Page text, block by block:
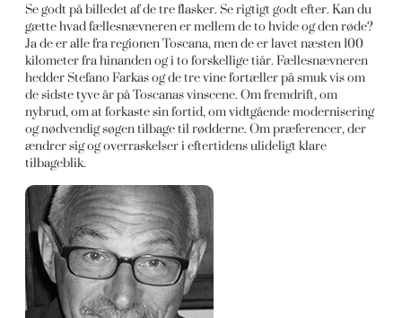
Se godt på billedet af de tre flasker. Se rigtigt godt efter. Kan du
gætte hvad fællesnævneren er mellem de to hvide og den røde?
Ja de er alle fra regionen Toscana, men de er lavet næsten 100
kilometer fra hinanden og i to forskellige tiår. Fællesnævneren
hedder Stefano Farkas og de tre vine fortæller på smuk vis om
de sidste tyve år på Toscanas vinscene. Om fremdrift, om
nybrud, om at forkaste sin fortid, om vidtgående modernisering
og nødvendig søgen tilbage til rødderne. Om præferencer, der
ændrer sig og overraskelser i eftertidens ulideligt klare
tilbageblik.